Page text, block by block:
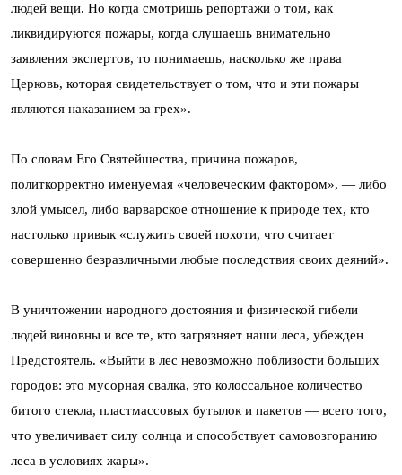
людей вещи. Но когда смотришь репортажи о том, как
ликвидируются пожары, когда слушаешь внимательно
заявления экспертов, то понимаешь, насколько же права
Церковь, которая свидетельствует о том, что и эти пожары
являются наказанием за грех».
По словам Его Святейшества, причина пожаров,
политкорректно именуемая «человеческим фактором», — либо
злой умысел, либо варварское отношение к природе тех, кто
настолько привык «служить своей похоти, что считает
совершенно безразличными любые последствия своих деяний».
В уничтожении народного достояния и физической гибели
людей виновны и все те, кто загрязняет наши леса, убежден
Предстоятель. «Выйти в лес невозможно поблизости больших
городов: это мусорная свалка, это колоссальное количество
битого стекла, пластмассовых бутылок и пакетов — всего того,
что увеличивает силу солнца и способствует самовозгоранию
леса в условиях жары».